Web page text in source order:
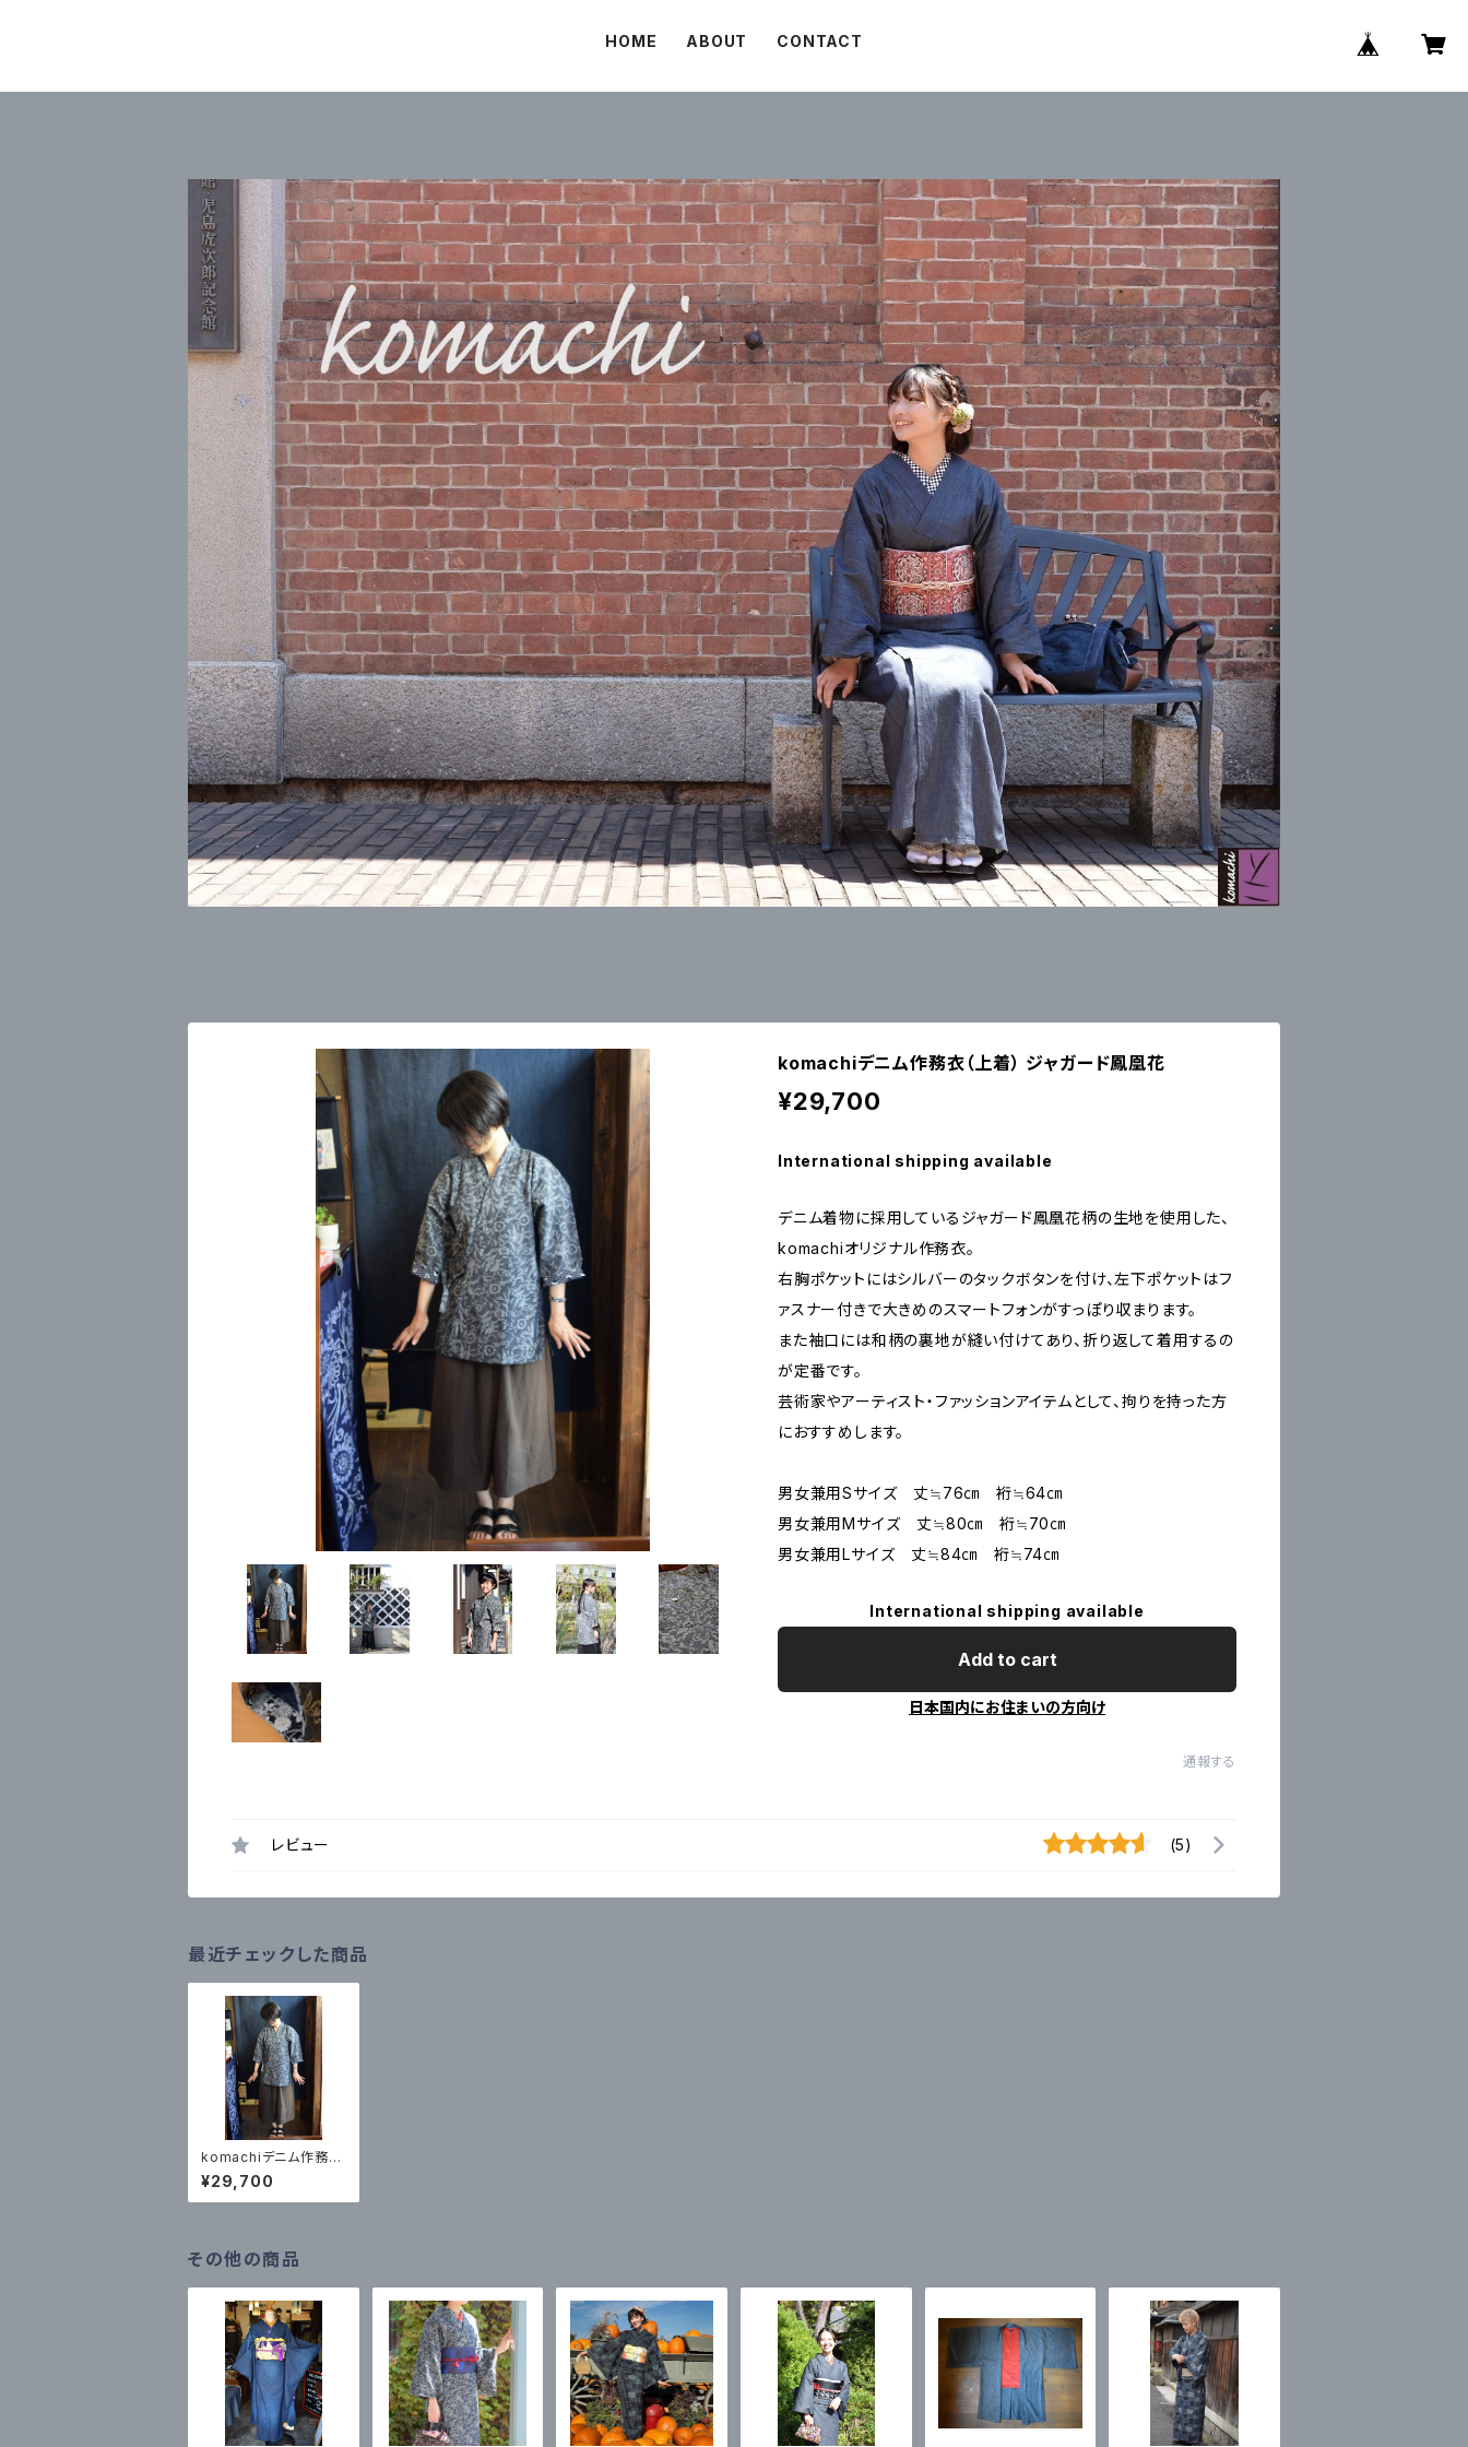
HOME ABOUT CONTACT
komachiデニム作務衣（上着） ジャガード鳳凰花
¥29,700
International shipping available
デニム着物に採用しているジャガード鳳凰花柄の生地を使用した、
komachiオリジナル作務衣。
右胸ポケットにはシルバーのタックボタンを付け、左下ポケットはフ
ァスナー付きで大きめのスマートフォンがすっぽり収まります。
また袖口には和柄の裏地が縫い付けてあり、折り返して着用するの
が定番です。
芸術家やアーティスト・ファッションアイテムとして、拘りを持った方
におすすめします。
男女兼用Sサイズ 丈≒76㎝ 裄≒64㎝
男女兼用Mサイズ 丈≒80㎝ 裄≒70㎝
男女兼用Lサイズ 丈≒84㎝ 裄≒74㎝
International shipping available
Add to cart
日本国内にお住まいの方向け
通報する
レビュー (5)
最近チェックした商品
komachiデニム作務衣
（上着） ジャガード鳳凰
花
¥29,700
その他の商品